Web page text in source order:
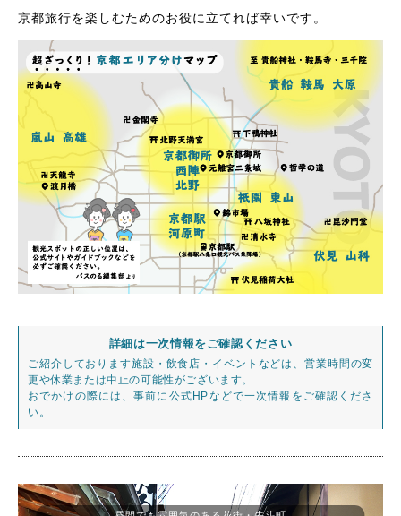
京都旅行を楽しむためのお役に立てれば幸いです。
詳細は一次情報をご確認ください
ご紹介しております施設・飲食店・イベントなどは、営業時間の変
更や休業または中止の可能性がございます。
おでかけの際には、事前に公式HPなどで一次情報をご確認くださ
い。